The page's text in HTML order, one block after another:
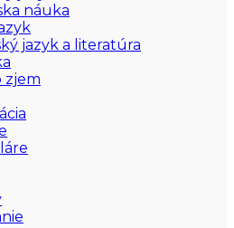
náuka
jazyk a literatúra
zjem